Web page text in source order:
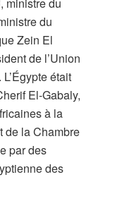
du
Zein El
de l’Union
était
El-Gabaly,
à la
de la Chambre
par des
des